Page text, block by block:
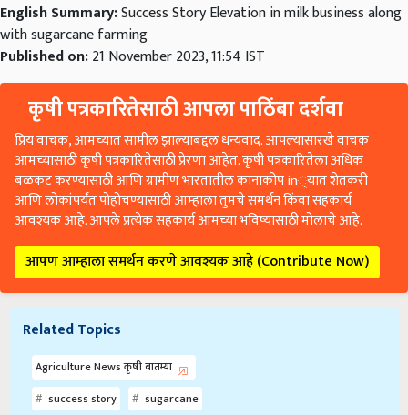
English Summary:Success Story Elevation in milk business along
with sugarcane farming
Published on:21 November 2023, 11:54 IST
कृषी पत्रकारितेसाठी आपला पाठिंबा दर्शवा
प्रिय वाचक, आमच्यात सामील झाल्याबद्दल धन्यवाद. आपल्यासारखे वाचक
आमच्यासाठी कृषी पत्रकारितेसाठी प्रेरणा आहेत. कृषी पत्रकारितेला अधिक
बळकट करण्यासाठी आणि ग्रामीण भारतातील कानाकोप in्यात शेतकरी
आणि लोकांपर्यंत पोहोचण्यासाठी आम्हाला तुमचे समर्थन किंवा सहकार्य
आवश्यक आहे. आपले प्रत्येक सहकार्य आमच्या भविष्यासाठी मोलाचे आहे.
आपण आम्हाला समर्थन करणे आवश्यक आहे (Contribute Now)
Related Topics
Agriculture News कृषी बातम्या
success story
sugarcane